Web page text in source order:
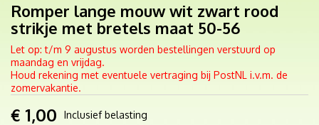
Romper lange mouw wit zwart rood
strikje met bretels maat 50-56
Let op: t/m 9 augustus worden bestellingen verstuurd op
maandag en vrijdag.
Houd rekening met eventuele vertraging bij PostNL i.v.m. de
zomervakantie.
€ 1,00 Inclusief belasting